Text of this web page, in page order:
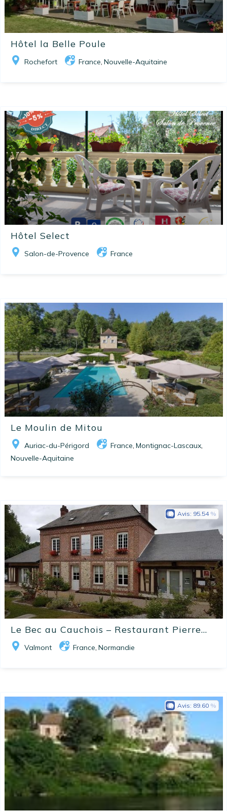
Hôtel la Belle Poule
Rochefort France, Nouvelle-Aquitaine
Hôtel Select
Salon-de-Provence France
Le Moulin de Mitou
Auriac-du-Périgord France, Montignac-Lascaux,
Nouvelle-Aquitaine
Le Bec au Cauchois – Restaurant Pierre...
Valmont France, Normandie
Avis: 95.54
Avis: 89.60